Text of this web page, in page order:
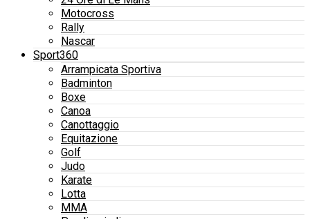
Motocross
Rally
Nascar
Sport360
Arrampicata Sportiva
Badminton
Boxe
Canoa
Canottaggio
Equitazione
Golf
Judo
Karate
Lotta
MMA